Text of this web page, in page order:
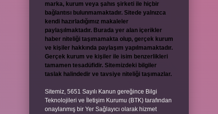
marka, kurum veya şahıs şirketi ile hiçbir
bağlantısı bulunmamaktadır. Sitede yalnızca
kendi hazırladığımız makaleler
paylaşılmaktadır. Burada yer alan içerikler
haber niteliği taşımamakta olup, gerçek kurum
ve kişiler hakkında paylaşım yapılmamaktadır.
Gerçek kurum ve kişiler ile isim benzerlikleri
tamamen tesadüfidir. Sitemizdeki bilgiler
taslak halindedir ve tavsiye niteliği taşımazlar.
Sitemiz, 5651 Sayılı Kanun gereğince Bilgi
Teknolojileri ve İletişim Kurumu (BTK) tarafından
onaylanmış bir Yer Sağlayıcı olarak hizmet